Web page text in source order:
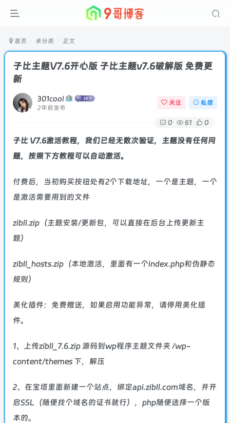
首页 未分类 正文
子比主题V7.6开心版 子比主题v7.6破解版 免费更
新
301cool
2年前发布
关注 私信
0 61 0
子比 V7.6激活教程，我们已经无数次验证，主题没有任何问
题，按照下方教程可以自动激活。
付费后，当初购买按钮处有2个下载地址，一个是主题，一个
是激活需要用到的文件
zibll.zip（主题安装/更新包，可以直接在后台上传更新主
题）
zibll_hosts.zip（本地激活，里面有一个index.php和伪静态
规则）
美化插件：免费赠送，如果启用功能异常，请停用美化插
件。
1、上传zibll_7.6.zip 源码到wp程序主题文件夹 /wp-
content/themes 下，解压
2、在宝塔里面新建一个站点，绑定api.zibll.com域名，并开
启SSL（随便找个域名的证书就行），php随便选择一个版
本的。